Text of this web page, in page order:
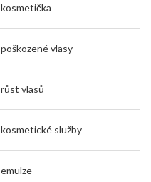
kosmetička
poškozené vlasy
růst vlasů
kosmetické služby
emulze